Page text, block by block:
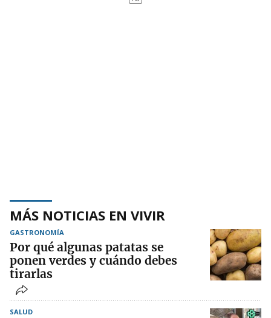
MÁS NOTICIAS EN VIVIR
GASTRONOMÍA
Por qué algunas patatas se
ponen verdes y cuándo debes
tirarlas
SALUD